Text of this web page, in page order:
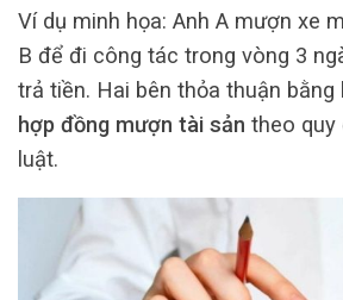
Ví dụ minh họa: Anh A mượn xe
B để đi công tác trong vòng 3
trả tiền. Hai bên thỏa thuận
hợp đồng mượn tài sản theo quy
luật.